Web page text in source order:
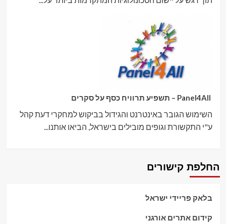
השימוש הגובר באינטרנט והגידול בביקוש למחקרי דעת קהל
ע"י התקשורת וגופים מובילים בישראל, הביאו אותנו...
החלפת קישורים
בלאק פריידי ישראל
קידום אתרים אורגני